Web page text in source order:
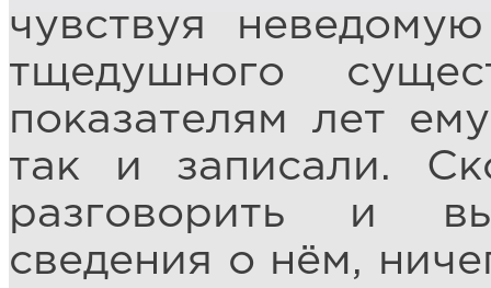
чувствуя
тщедушного
показателям лет
так и записали.
разговорить и
сведения о нём,